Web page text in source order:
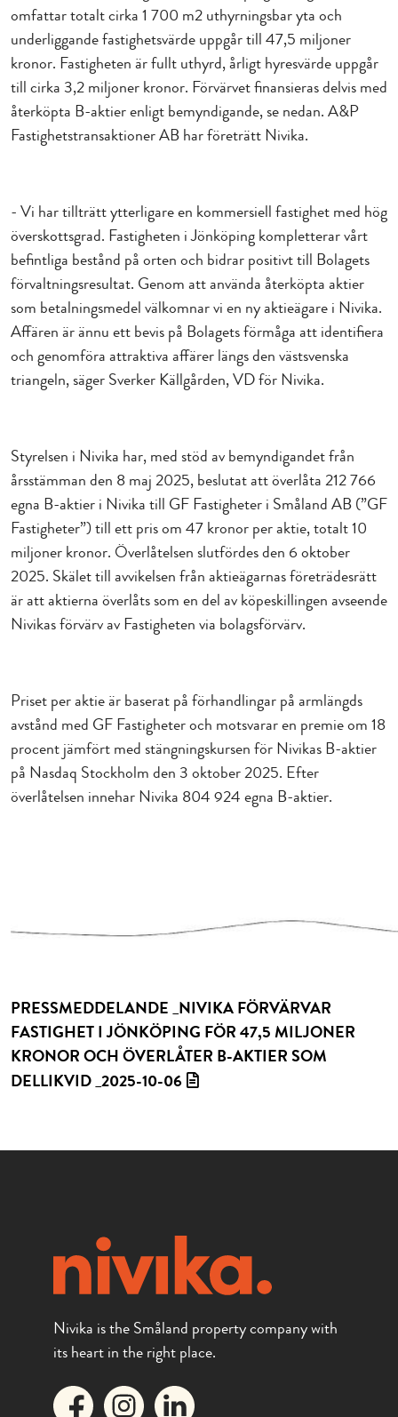
omfattar totalt cirka 1 700 m2uthyrningsbar yta och
underliggande fastighetsvärde uppgår till 47,5 miljoner
kronor. Fastigheten är fullt uthyrd, årligt hyresvärde uppgår
till cirka 3,2 miljoner kronor. Förvärvet finansieras delvis med
återköpta B-aktier enligt bemyndigande, se nedan.A&P
Fastighetstransaktioner AB har företrätt Nivika.
- Vi har tillträtt ytterligare en kommersiell fastighet med hög
överskottsgrad. Fastigheten i Jönköping kompletterar vårt
befintliga bestånd på orten och bidrar positivt till Bolagets
förvaltningsresultat. Genom att använda återköpta aktier
som betalningsmedel välkomnar vi en ny aktieägare i Nivika.
Affären är ännu ett bevis på Bolagets förmåga att identifiera
och genomföra attraktiva affärer längs den västsvenska
triangeln,säger Sverker Källgården, VD för Nivika.
Styrelsen i Nivika har, med stöd av bemyndigandet från
årsstämman den 8 maj 2025, beslutat att överlåta 212 766
egna B-aktier i Nivika till GF Fastigheter i Småland AB (”GF
Fastigheter”) till ett pris om 47 kronor per aktie, totalt 10
miljoner kronor. Överlåtelsen slutfördes den 6 oktober
2025. Skälet till avvikelsen från aktieägarnas företrädesrätt
är att aktierna överlåts som en del av köpeskillingen avseende
Nivikas förvärv av Fastigheten via bolagsförvärv.
Priset per aktie är baserat på förhandlingar på armlängds
avstånd med GF Fastigheter och motsvarar en premie om 18
procent jämfört med stängningskursen för Nivikas B-aktier
på Nasdaq Stockholm den 3 oktober 2025. Efter
överlåtelsen innehar Nivika 804 924 egna B-aktier.
PRESSMEDDELANDE _NIVIKA FÖRVÄRVAR
FASTIGHET I JÖNKÖPING FÖR 47,5 MILJONER
KRONOR OCH ÖVERLÅTER B-AKTIER SOM
DELLIKVID _2025-10-06
Nivika is the Småland property company with
its heart in the right place.